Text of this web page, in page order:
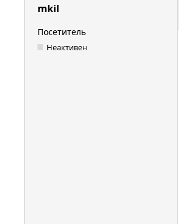
mkil
Посетитель
Неактивен